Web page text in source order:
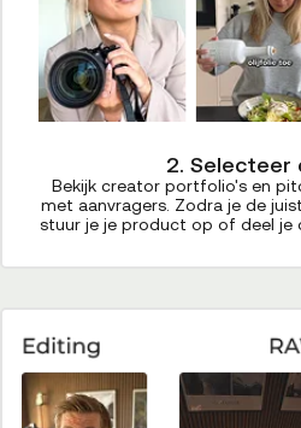
2. Selecteer
Bekijk creator portfolio's en
met aanvragers. Zodra je de
stuur je je product op of deel je